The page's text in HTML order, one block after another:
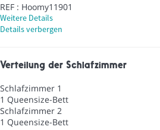
REF : Hoomy11901
Weitere Details
Details verbergen
Verteilung der Schlafzimmer
Schlafzimmer 1
1 Queensize-Bett
Schlafzimmer 2
1 Queensize-Bett